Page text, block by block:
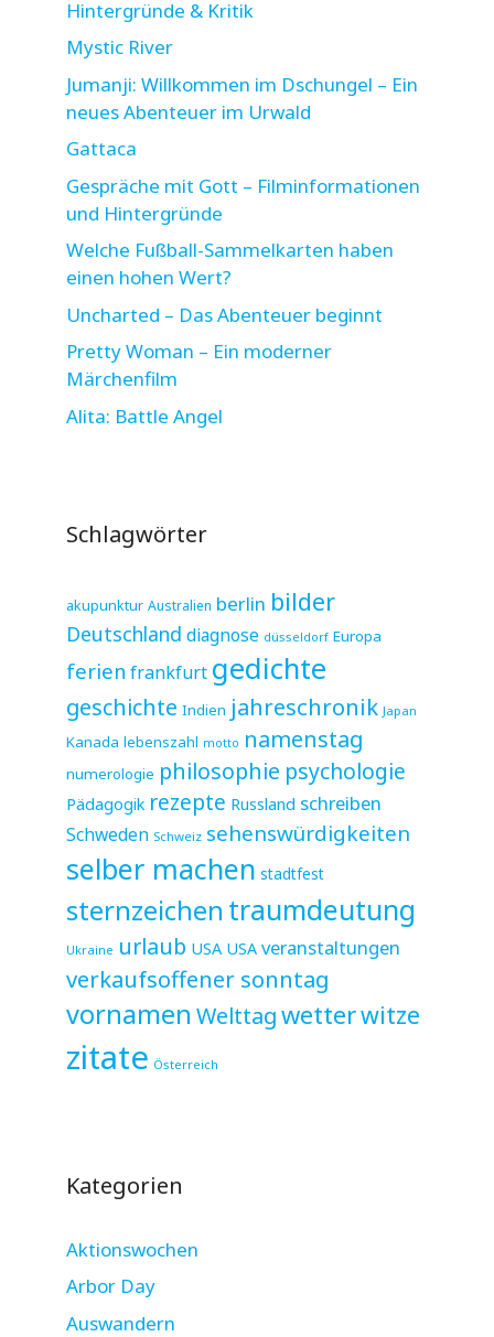
Hintergründe & Kritik
Mystic River
Jumanji: Willkommen im Dschungel – Ein
neues Abenteuer im Urwald
Gattaca
Gespräche mit Gott – Filminformationen
und Hintergründe
Welche Fußball-Sammelkarten haben
einen hohen Wert?
Uncharted – Das Abenteuer beginnt
Pretty Woman – Ein moderner
Märchenfilm
Alita: Battle Angel
Schlagwörter
akupunktur Australien berlin bilder
Deutschland diagnose düsseldorf Europa
ferien frankfurt gedichte
geschichte Indien jahreschronik Japan
Kanada lebenszahl motto namenstag
numerologie philosophie psychologie
Pädagogik rezepte Russland schreiben
Schweden Schweiz sehenswürdigkeiten
selber machen stadtfest
sternzeichen traumdeutung
Ukraine urlaub USA USA veranstaltungen
verkaufsoffener sonntag
vornamen Welttagwetterwitze
zitate Österreich
Kategorien
Aktionswochen
Arbor Day
Auswandern